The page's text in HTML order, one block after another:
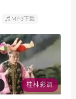
MP3下载
桂林彩调